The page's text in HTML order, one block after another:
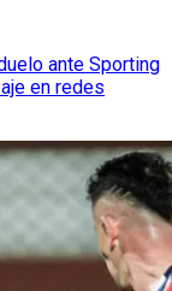
ante Sporting
en redes